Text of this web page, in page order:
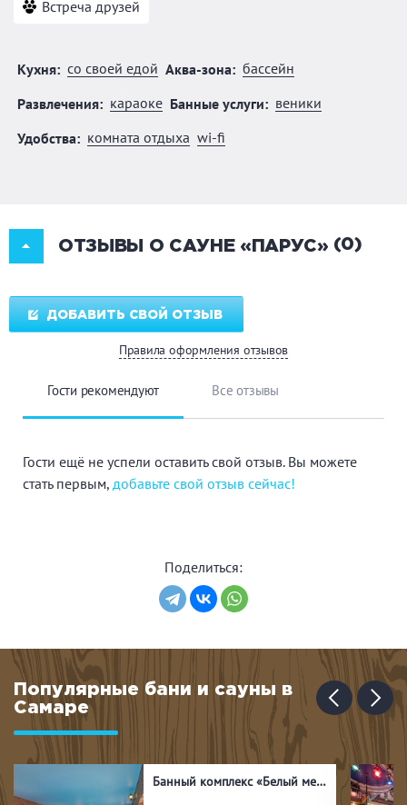
Встреча друзей
Кухня: со своей едой Аква-зона: бассейн
Развлечения: караоке Банные услуги: веники
Удобства: комната отдыха wi-fi
ОТЗЫВЫ О САУНЕ «ПАРУС» (0)
ДОБАВИТЬ СВОЙ ОТЗЫВ
Правила оформления отзывов
Гости рекомендуют Все отзывы
Гости ещё не успели оставить свой отзыв. Вы можете
стать первым, добавьте свой отзыв сейчас!
Поделиться:
Популярные бани и сауны в
Самаре
Банный комплекс «Белый медведь»